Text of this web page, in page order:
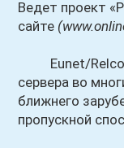
Ведет проект
сайте
Eunet/
сервера во
ближнего
пропускной